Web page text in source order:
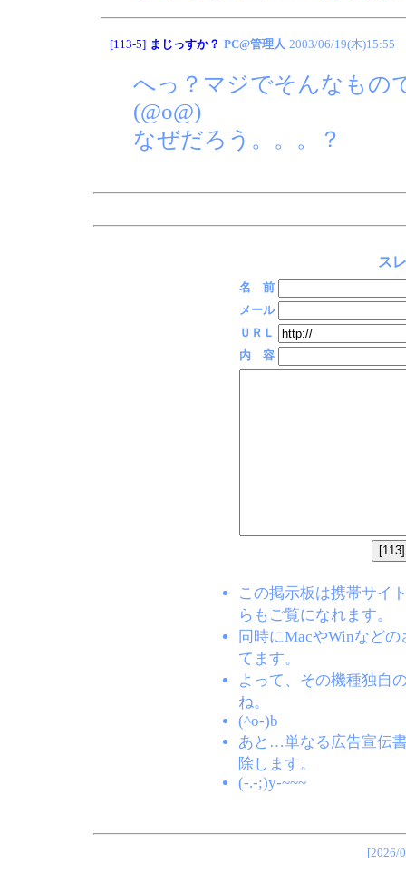
[113-5] まじっすか？ PC@管理人 2003/06/19(木)15:55
へっ？マジでそんなもの
(@o@)
なぜだろう。。。？
ス
名 前
メール
ＵＲＬ
内 容
この掲示板は携帯サイ
らもご覧になれます。
同時にMacやWinなど
てます。
よって、その機種独自
ね。
(^o-)b
あと…単なる広告宣伝
除します。
(-.-;)y-~~~
[2026/